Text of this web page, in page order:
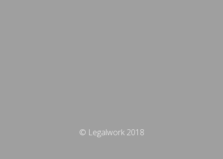
© Legalwork 2018